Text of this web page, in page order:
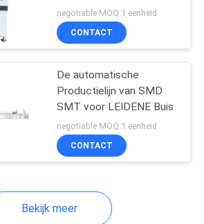
Steunmachine
negotiable MOQ:1 eenheid
CONTACT
De automatische
Productielijn van SMD
SMT voor LEIDENE Buis
negotiable MOQ:1 eenheid
CONTACT
Bekijk meer